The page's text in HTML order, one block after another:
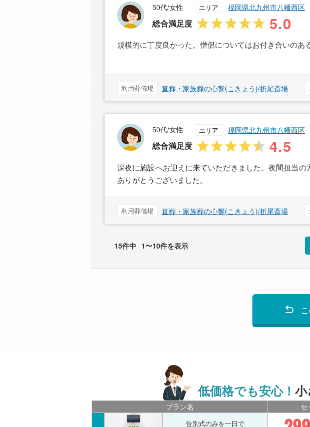
50代/女性 エリア 福岡県北九州市八幡西区
総合満足度 5.0
規模的に丁度良かった。僧侶についてはお付き合いのあ
利用葬儀場 直葬・家族葬の心響(こきょう)/折尾斎場
50代/女性 エリア 福岡県北九州市八幡西区
総合満足度 4.5
深夜に施設へお迎えに来ていただきました。夜間担当
ありがとうございました。
利用葬儀場 直葬・家族葬の心響(こきょう)/折尾斎場
15件中 1〜10件を表示
低価格でも安心！
プラン名 セ
告別式のみを一日で